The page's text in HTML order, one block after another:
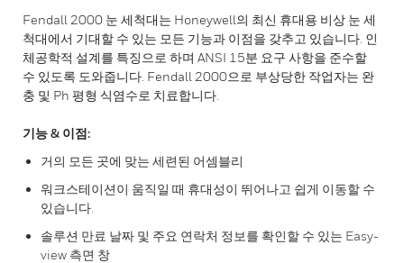
Fendall 2000 눈 세척대는 Honeywell의 최신 휴대용 비상 눈 세
척대에서 기대할 수 있는 모든 기능과 이점을 갖추고 있습니다. 인
체공학적 설계를 특징으로 하며 ANSI 15분 요구 사항을 준수할
수 있도록 도와줍니다. Fendall 2000으로 부상당한 작업자는 완
충 및 Ph 평형 식염수로 치료합니다.
기능 & 이점:
거의 모든 곳에 맞는 세련된 어셈블리
워크스테이션이 움직일 때 휴대성이 뛰어나고 쉽게 이동할 수
있습니다.
솔루션 만료 날짜 및 주요 연락처 정보를 확인할 수 있는 Easy-
view 측면 창